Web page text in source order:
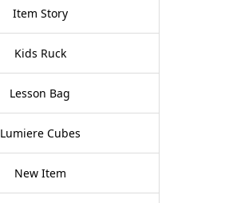
Item Story
Kids Ruck
Lesson Bag
Lumiere Cubes
New Item